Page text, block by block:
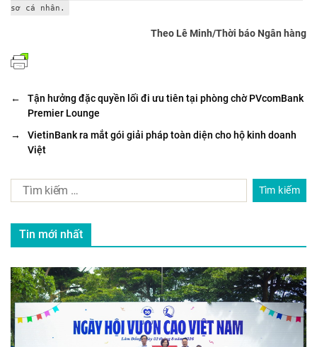
sơ cá nhân.
Theo Lê Minh/Thời báo Ngân hàng
←
Tận hưởng đặc quyền lối đi ưu tiên tại phòng chờ PVcomBank
Premier Lounge
→
VietinBank ra mắt gói giải pháp toàn diện cho hộ kinh doanh
Việt
Tin mới nhất